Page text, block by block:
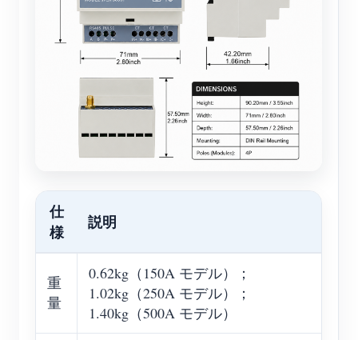
仕
様
説明
重
量
0.62kg（150A モデル）；
1.02kg（250A モデル）；
1.40kg（500A モデル）